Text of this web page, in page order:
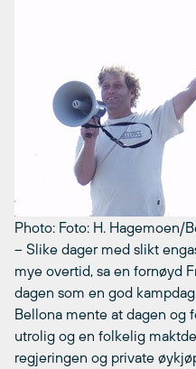
Photo: Foto: H. Hagemoen/
– Slike dager med slikt
mye overtid, sa en fornøyd
dagen som en god
Bellona mente at dagen og
utrolig og en folkelig
regjeringen og private